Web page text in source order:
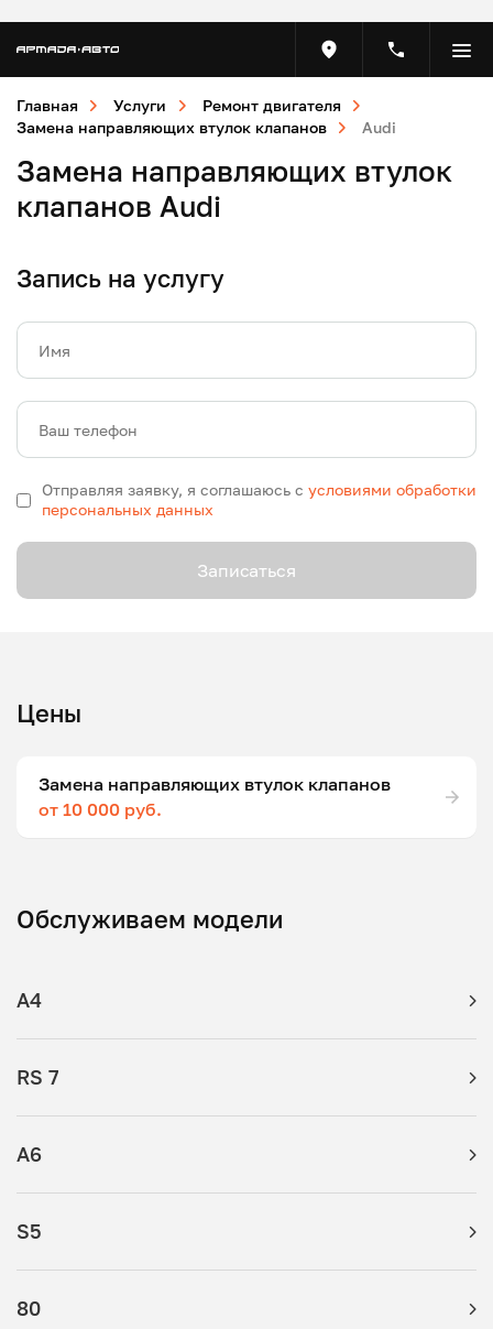
Главная Услуги
Ремонт двигателя
Замена направляющих втулок клапанов
Audi
Замена направляющих втулок
клапанов Audi
Запись на услугу
Имя
Ваш телефон
Отправляя заявку, я соглашаюсь с условиями обработки
персональных данных
Записаться
Цены
Замена направляющих втулок клапанов
от 10 000 руб.
Обслуживаем модели
A4
RS 7
A6
S5
80